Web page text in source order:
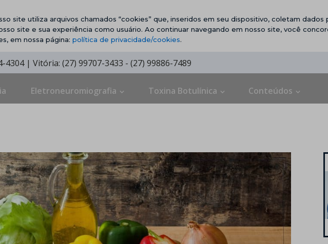
site utiliza arquivos chamados “cookies” que, inseridos em seu dispositivo, coletam dados
site e sua experiência como usuário. Ao continuar navegando em nosso site, você
em nossa página: política de privacidade/cookies.
4304 | Vitória: (27) 99707-3433 - (27) 99886-7489
Eletroneuromiografia Toxina Botulínica Conteúdos